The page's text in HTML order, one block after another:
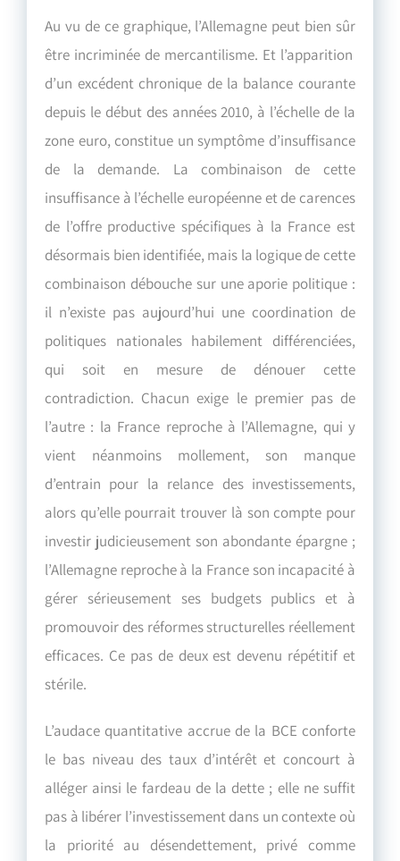
Au vu de ce graphique, l’Allemagne peut bien sûr
être incriminée de mercantilisme. Et l’apparition
d’un excédent chronique de la balance courante
depuis le début des années 2010, à l’échelle de la
zone euro, constitue un symptôme d’insuffisance
de la demande. La combinaison de cette
insuffisance à l’échelle européenne et de carences
de l’offre productive spécifiques à la France est
désormais bien identifiée, mais la logique de cette
combinaison débouche sur une aporie politique :
il n’existe pas aujourd’hui une coordination de
politiques nationales habilement différenciées,
qui soit en mesure de dénouer cette
contradiction. Chacun exige le premier pas de
l’autre : la France reproche à l’Allemagne, qui y
vient néanmoins mollement, son manque
d’entrain pour la relance des investissements,
alors qu’elle pourrait trouver là son compte pour
investir judicieusement son abondante épargne ;
l’Allemagne reproche à la France son incapacité à
gérer sérieusement ses budgets publics et à
promouvoir des réformes structurelles réellement
efficaces. Ce pas de deux est devenu répétitif et
stérile.
L’audace quantitative accrue de la BCE conforte
le bas niveau des taux d’intérêt et concourt à
alléger ainsi le fardeau de la dette ; elle ne suffit
pas à libérer l’investissement dans un contexte où
la priorité au désendettement, privé comme